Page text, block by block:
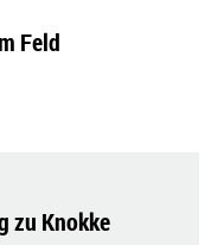
Feld
zu Knokke